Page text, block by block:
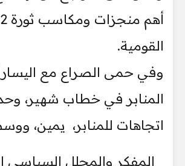
أهم
القومية.
وفي حمى الصراع مع اليسار
المنابر في خطاب شهير،
اتجاهات للمنابر، يمين،
المفكر والمحلل